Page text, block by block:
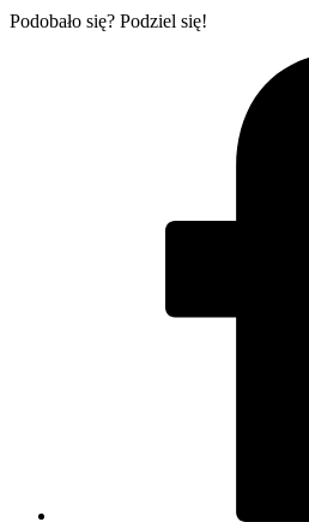
Podobało się? Podziel się!